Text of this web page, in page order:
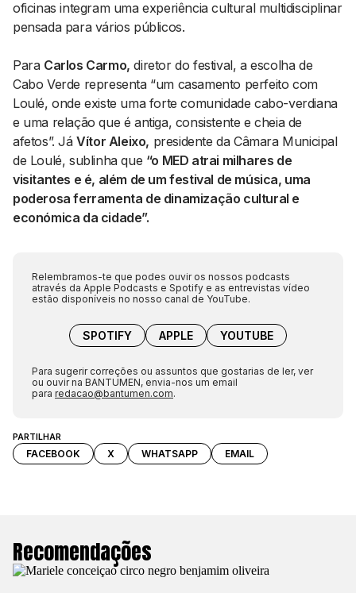
PARTILHAR
FACEBOOK X WHATSAPP EMAIL
oficinas integram uma experiência cultural multidisciplinar
pensada para vários públicos.
Para Carlos Carmo, diretor do festival, a escolha de
Cabo Verde representa “um casamento perfeito com
Loulé, onde existe uma forte comunidade cabo-verdiana
e uma relação que é antiga, consistente e cheia de
afetos”. JáVítor Aleixo, presidente da Câmara Municipal
de Loulé, sublinha que “o MED atrai milhares de
visitantes e é, além de um festival de música, uma
poderosa ferramenta de dinamização cultural e
económica da cidade”.
Relembramos-te que podes ouvir os nossos podcasts
através da Apple Podcasts e Spotify e as entrevistas vídeo
estão disponíveis no nosso canal de YouTube.
SPOTIFY APPLE YOUTUBE
Para sugerir correções ou assuntos que gostarias de ler, ver
ou ouvir na BANTUMEN, envia-nos um email
para redacao@bantumen.com.
Recomendações